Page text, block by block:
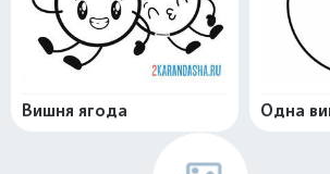
Вишня ягода Одна